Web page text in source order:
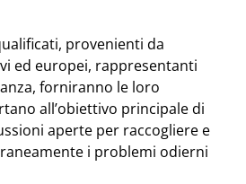
provenienti da
ed europei, rappresentanti
forniranno le loro
all’obiettivo principale di
aperte per raccogliere e
i problemi odierni